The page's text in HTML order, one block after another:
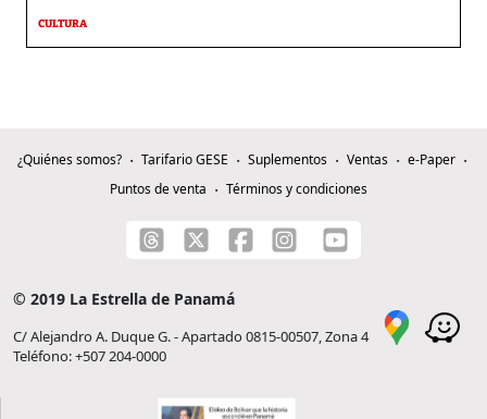
CULTURA
¿Quiénes somos? Tarifario GESE Suplementos Ventas
e-Paper
Puntos de venta
Términos y condiciones
© 2019 La Estrella de Panamá
C/ Alejandro A. Duque G. - Apartado 0815-00507, Zona 4
Teléfono: +507 204-0000